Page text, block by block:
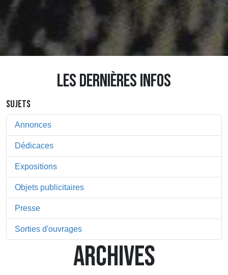
LES DERNIÈRES INFOS
SUJETS
Annonces
Dédicaces
Expositions
Objets publicitaires
Presse
Sorties d'ouvrages
ARCHIVES